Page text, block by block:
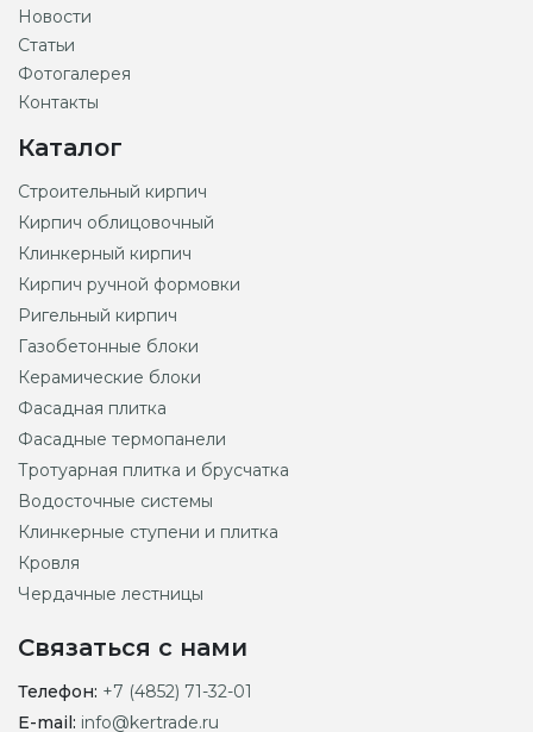
Новости
Статьи
Фотогалерея
Контакты
Каталог
Строительный кирпич
Кирпич облицовочный
Клинкерный кирпич
Кирпич ручной формовки
Ригельный кирпич
Газобетонные блоки
Керамические блоки
Фасадная плитка
Фасадные термопанели
Тротуарная плитка и брусчатка
Водосточные системы
Клинкерные ступени и плитка
Кровля
Чердачные лестницы
Связаться с нами
Телефон: +7 (4852) 71-32-01
E-mail: info@kertrade.ru